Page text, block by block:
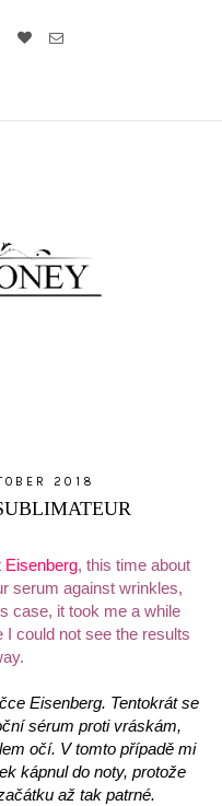
2018
Eisenberg, this time about
serum against wrinkles,
case, it took me a while
could not see the results
Eisenberg. Tentokrát se
sérum proti vráskám,
očí. V tomto případě mi
kápnul do noty, protože
až tak patrné.